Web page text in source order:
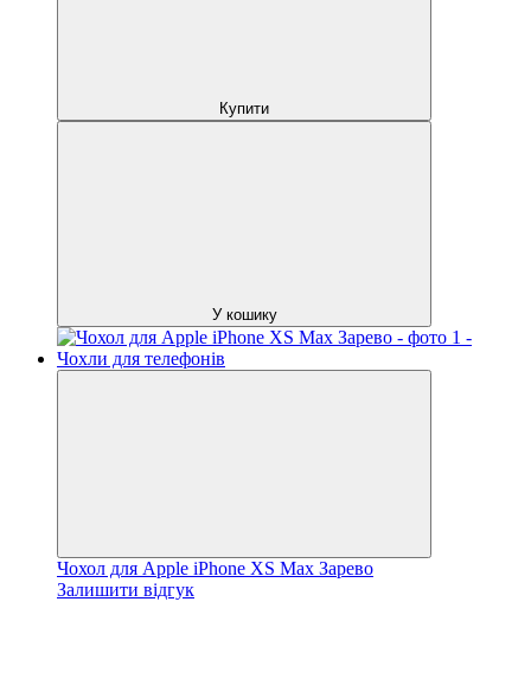
Купити
У кошику
Чохол для Apple iPhone XS Max Зарево
Залишити відгук